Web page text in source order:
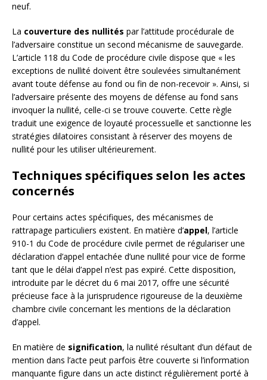
neuf.
La couverture des nullités par l’attitude procédurale de
l’adversaire constitue un second mécanisme de sauvegarde.
L’article 118 du Code de procédure civile dispose que « les
exceptions de nullité doivent être soulevées simultanément
avant toute défense au fond ou fin de non-recevoir ». Ainsi, si
l’adversaire présente des moyens de défense au fond sans
invoquer la nullité, celle-ci se trouve couverte. Cette règle
traduit une exigence de loyauté processuelle et sanctionne les
stratégies dilatoires consistant à réserver des moyens de
nullité pour les utiliser ultérieurement.
Techniques spécifiques selon les actes
concernés
Pour certains actes spécifiques, des mécanismes de
rattrapage particuliers existent. En matière d’appel, l’article
910-1 du Code de procédure civile permet de régulariser une
déclaration d’appel entachée d’une nullité pour vice de forme
tant que le délai d’appel n’est pas expiré. Cette disposition,
introduite par le décret du 6 mai 2017, offre une sécurité
précieuse face à la jurisprudence rigoureuse de la deuxième
chambre civile concernant les mentions de la déclaration
d’appel.
En matière de signification, la nullité résultant d’un défaut de
mention dans l’acte peut parfois être couverte si l’information
manquante figure dans un acte distinct régulièrement porté à